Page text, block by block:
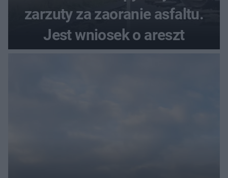
zarzuty za zaoranie asfaltu.
Jest wniosek o areszt